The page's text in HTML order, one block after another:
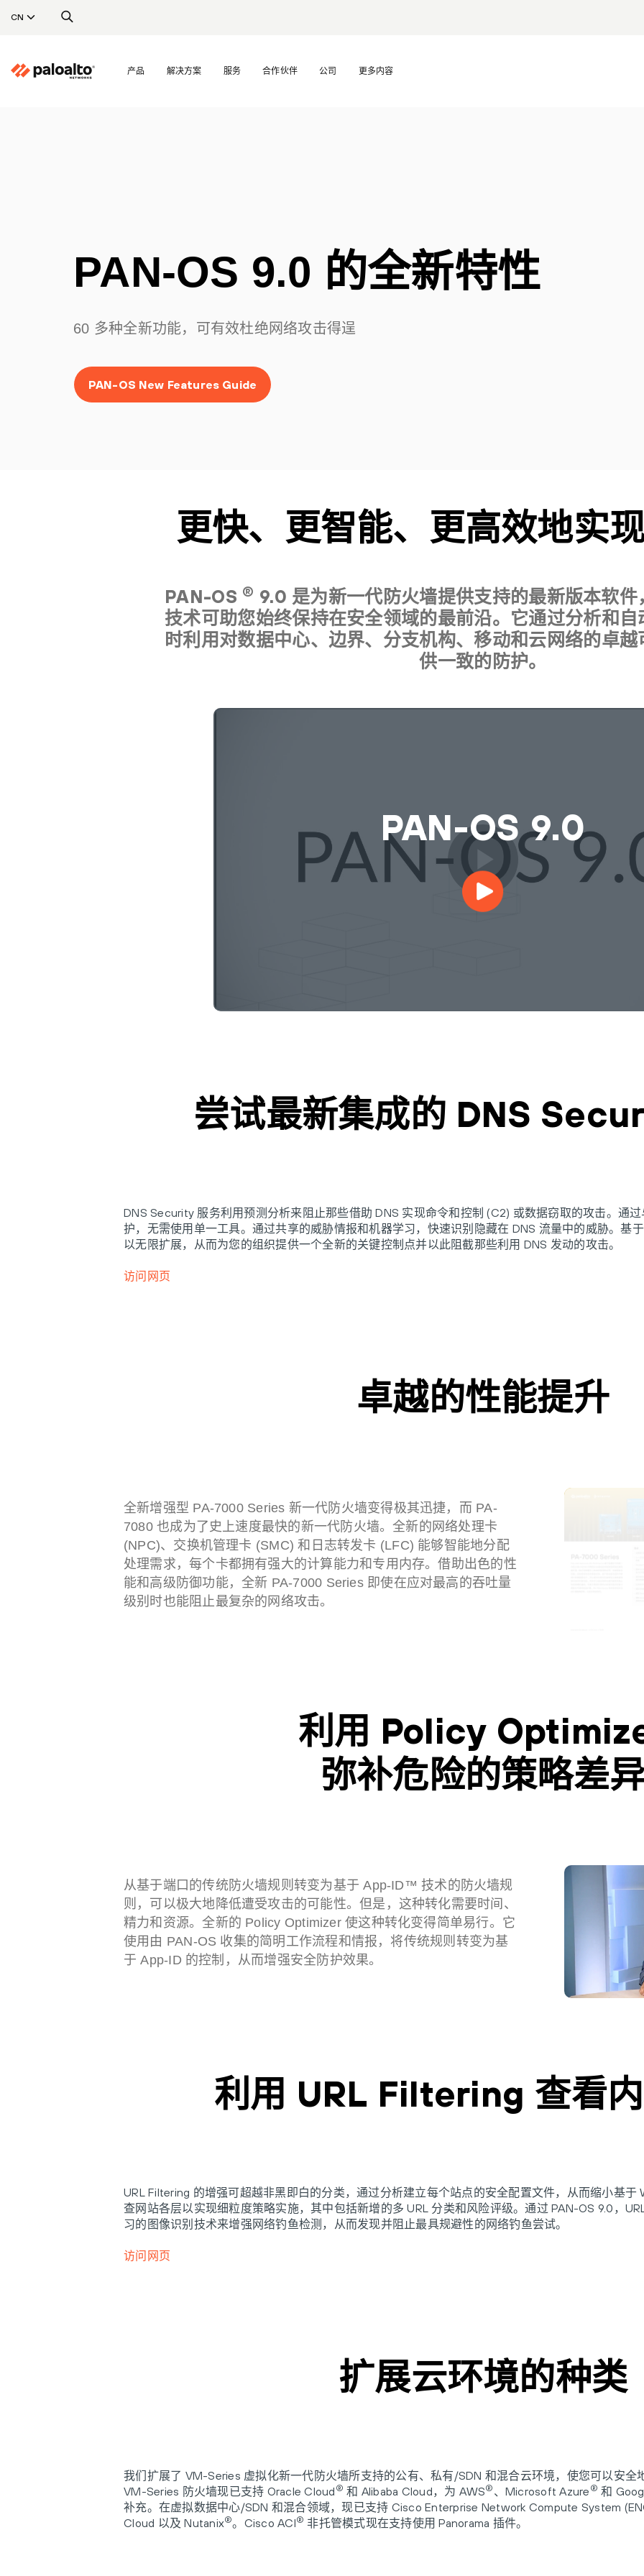
CN
产品 解决方案 服务 合作伙伴 公司 更多内容
PAN-OS 9.0 的全新特性
60 多种全新功能，可有效杜绝网络攻击得逞
PAN-OS New Features Guide
更快、更智能、更高效地实
PAN-OS ® 9.0 是为新一代防火墙提供支持的最新版本软
技术可助您始终保持在安全领域的最前沿。它通过分析和
时利用对数据中心、边界、分支机构、移动和云网络的卓
供一致的防护。
PAN-OS 9.0
尝试最新集成的 DNS
DNS Security 服务利用预测分析来阻止那些借助 DNS 实现命令和控制 (C2) 或数据窃取的攻击。通
护，无需使用单一工具。通过共享的威胁情报和机器学习，快速识别隐藏在 DNS 流量中的威胁。基
以无限扩展，从而为您的组织提供一个全新的关键控制点并以此阻截那些利用 DNS 发动的攻击。
访问网页
卓越的性能提升
全新增强型 PA-7000 Series 新一代防火墙变得极其迅捷，而 PA-
7080 也成为了史上速度最快的新一代防火墙。全新的网络处理卡
(NPC)、交换机管理卡 (SMC) 和日志转发卡 (LFC) 能够智能地分配
处理需求，每个卡都拥有强大的计算能力和专用内存。借助出色的性
能和高级防御功能，全新 PA-7000 Series 即使在应对最高的吞吐量
级别时也能阻止最复杂的网络攻击。
利用 Policy
弥补危险的策略差
从基于端口的传统防火墙规则转变为基于 App-ID™ 技术的防火墙规
则，可以极大地降低遭受攻击的可能性。但是，这种转化需要时间、
精力和资源。全新的 Policy Optimizer 使这种转化变得简单易行。它
使用由 PAN-OS 收集的简明工作流程和情报，将传统规则转变为基
于 App-ID 的控制，从而增强安全防护效果。
利用 URL Filtering 查看
URL Filtering 的增强可超越非黑即白的分类，通过分析建立每个站点的安全配置文件，从而缩小基
查网站各层以实现细粒度策略实施，其中包括新增的多 URL 分类和风险评级。通过 PAN-OS 9.0，
习的图像识别技术来增强网络钓鱼检测，从而发现并阻止最具规避性的网络钓鱼尝试。
访问网页
扩展云环境的种类
我们扩展了 VM-Series 虚拟化新一代防火墙所支持的公有、私有/SDN 和混合云环境，使您可以安全
VM-Series 防火墙现已支持 Oracle Cloud ® 和 Alibaba Cloud，为 AWS® 、Microsoft Azure ® 和
补充。在虚拟数据中心/SDN 和混合领域，现已支持 Cisco Enterprise Network Compute System
Cloud 以及 Nutanix®。Cisco ACI® 非托管模式现在支持使用 Panorama 插件。